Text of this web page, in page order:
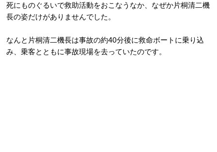
死にものぐるいで救助活動をおこなうなか、なぜか片桐清二機
長の姿だけがありませんでした。
なんと片桐清二機長は事故の約40分後に救命ボートに乗り込
み、乗客とともに事故現場を去っていたのです。